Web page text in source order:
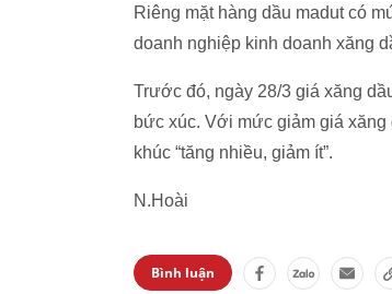
Riêng mặt hàng dầu madut có
doanh nghiệp kinh doanh xăng
Trước đó, ngày 28/3 giá xăng
bức xúc. Với mức giảm giá
khúc “tăng nhiều, giảm ít”.
N.Hoài
Bình luận